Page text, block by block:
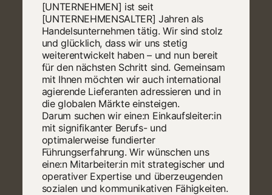
[UNTERNEHMEN] ist seit
[UNTERNEHMENSALTER] Jahren als
Handelsunternehmen tätig. Wir sind stolz
und glücklich, dass wir uns stetig
weiterentwickelt haben – und nun bereit
für den nächsten Schritt sind. Gemeinsam
mit Ihnen möchten wir auch international
agierende Lieferanten adressieren und in
die globalen Märkte einsteigen.
Darum suchen wir eine:n Einkaufsleiter:in
mit signifikanter Berufs- und
optimalerweise fundierter
Führungserfahrung. Wir wünschen uns
eine:n Mitarbeiter:in mit strategischer und
operativer Expertise und überzeugenden
sozialen und kommunikativen Fähigkeiten.